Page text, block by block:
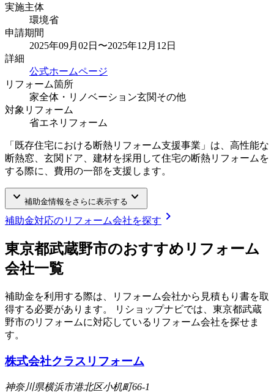
実施主体
環境省
申請期間
2025年09月02日〜2025年12月12日
詳細
公式ホームページ
リフォーム箇所
家全体・リノベーション玄関その他
対象リフォーム
省エネリフォーム
「既存住宅における断熱リフォーム支援事業」は、高性能な
断熱窓、玄関ドア、建材を採用して住宅の断熱リフォームを
する際に、費用の一部を支援します。
keyboard_arrow_down 補助金情報をさらに表示する keyboard_arrow_down
補助金対応のリフォーム会社を探す chevron_right
東京都武蔵野市のおすすめリフォーム
会社一覧
補助金を利用する際は、リフォーム会社から見積もり書を取
得する必要があります。 リショップナビでは、 東京都武蔵
野市のリフォームに対応しているリフォーム会社を探せま
す。
株式会社クラスリフォーム
神奈川県横浜市港北区小机町66-1